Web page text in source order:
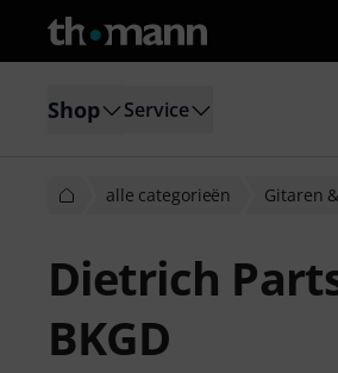
Shop Service
alle categorieën Gitaren
Dietrich
BKGD